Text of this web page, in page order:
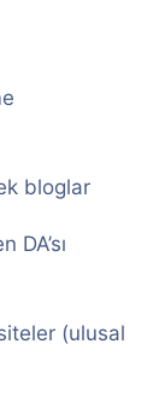
bloglar
DA’sı
(ulusal